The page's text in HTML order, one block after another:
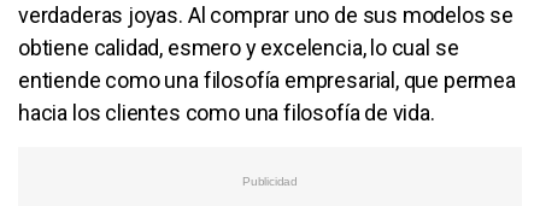
verdaderas joyas. Al comprar uno de sus modelos se
obtiene calidad, esmero y excelencia, lo cual se
entiende como una filosofía empresarial, que permea
hacia los clientes como una filosofía de vida.